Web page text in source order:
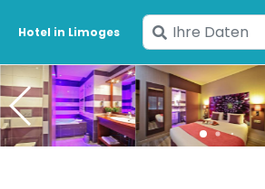
Hotel in Limoges
Geben
Sie
Ihre
Daten
ein